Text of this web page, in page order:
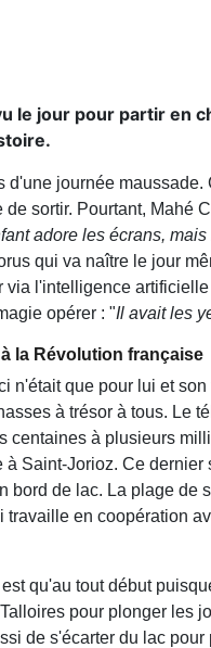
le jour pour partir en
d'une journée
de sortir. Pourtant, Mahé
adore les écrans,
qui va naître le jour
via l'intelligence
opérer : "Il avait les
à la Révolution française
n'était que pour lui et
à trésor à tous. Le
centaines à plusieurs
à Saint-Jorioz. Ce
bord de lac. La plage de
travaille en coopération
qu'au tout début
pour plonger les
de s'écarter du lac